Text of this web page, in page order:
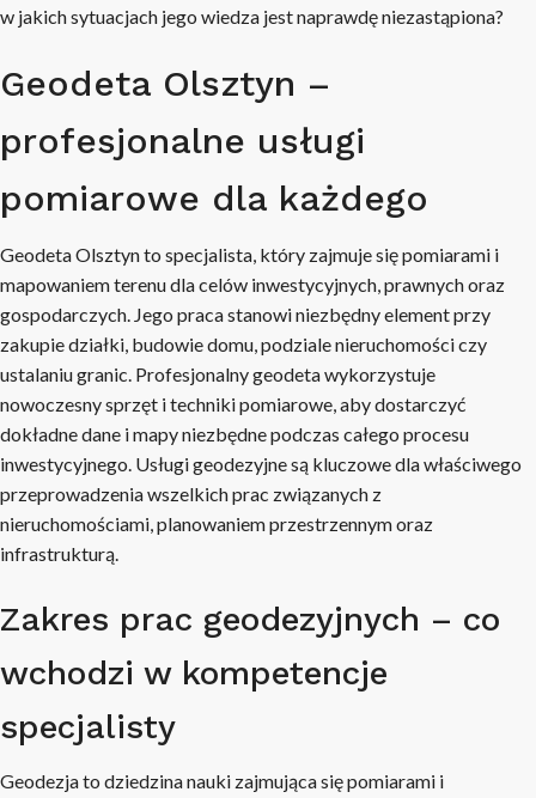
w jakich sytuacjach jego wiedza jest naprawdę niezastąpiona?
Geodeta Olsztyn –
profesjonalne usługi
pomiarowe dla każdego
Geodeta Olsztyn to specjalista, który zajmuje się pomiarami i
mapowaniem terenu dla celów inwestycyjnych, prawnych oraz
gospodarczych. Jego praca stanowi niezbędny element przy
zakupie działki, budowie domu, podziale nieruchomości czy
ustalaniu granic. Profesjonalny geodeta wykorzystuje
nowoczesny sprzęt i techniki pomiarowe, aby dostarczyć
dokładne dane i mapy niezbędne podczas całego procesu
inwestycyjnego. Usługi geodezyjne są kluczowe dla właściwego
przeprowadzenia wszelkich prac związanych z
nieruchomościami, planowaniem przestrzennym oraz
infrastrukturą.
Zakres prac geodezyjnych – co
wchodzi w kompetencje
specjalisty
Geodezja to dziedzina nauki zajmująca się pomiarami i